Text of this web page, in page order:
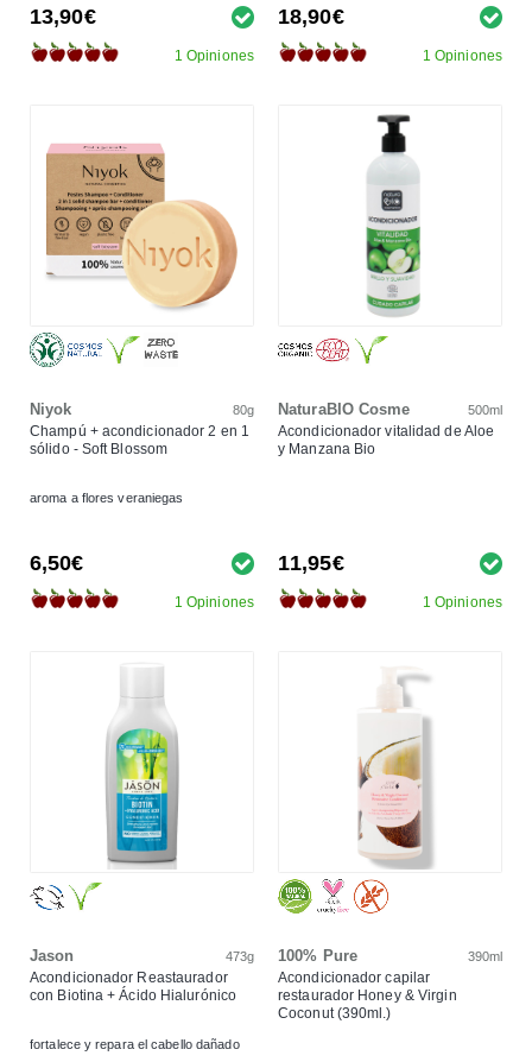
13,90€
1 Opiniones
18,90€
1 Opiniones
Niyok 80g
Champú + acondicionador 2 en 1
sólido - Soft Blossom
aroma a flores veraniegas
6,50€
1 Opiniones
NaturaBIO Cosme 500ml
Acondicionador vitalidad de Aloe
y Manzana Bio
11,95€
1 Opiniones
Jason 473g
Acondicionador Reastaurador
con Biotina + Ácido Hialurónico
fortalece y repara el cabello dañado
100% Pure 390ml
Acondicionador capilar
restaurador Honey & Virgin
Coconut (390ml.)